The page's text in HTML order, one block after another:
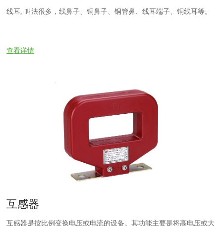
线耳, 叫法很多，线鼻子、铜鼻子、铜管鼻、线耳端子、铜线耳等。
查看详情
互感器
互感器是按比例变换电压或电流的设备。其功能主要是将高电压或大